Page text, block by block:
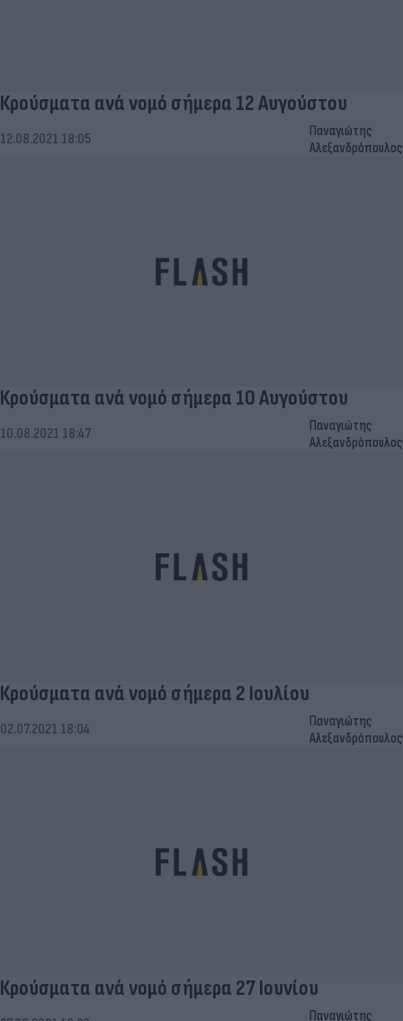
Κρούσματα ανά νομό σήμερα 12 Αυγούστου
12.08.2021 18:05
Παναγιώτης
Αλεξανδρόπουλος
Κρούσματα ανά νομό σήμερα 10 Αυγούστου
10.08.2021 18:47
Παναγιώτης
Αλεξανδρόπουλος
Κρούσματα ανά νομό σήμερα 2 Ιουλίου
02.07.2021 18:04
Παναγιώτης
Αλεξανδρόπουλος
Κρούσματα ανά νομό σήμερα 27 Ιουνίου
Παναγιώτης